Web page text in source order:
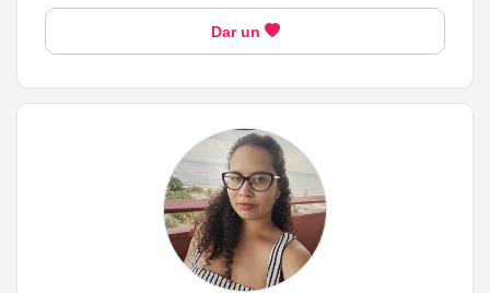
Dar un